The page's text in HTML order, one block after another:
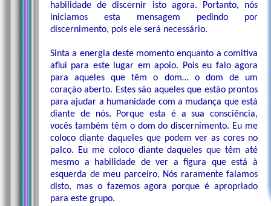
habilidade de discernir isto agora. Portanto, nós
iniciamos esta mensagem pedindo por
discernimento, pois ele será necessário.
Sinta a energia deste momento enquanto a comitiva
aflui para este lugar em apoio. Pois eu falo agora
para aqueles que têm o dom… o dom de um
coração aberto. Estes são aqueles que estão prontos
para ajudar a humanidade com a mudança que está
diante de nós. Porque esta é a sua consciência,
vocês também têm o dom do discernimento. Eu me
coloco diante daqueles que podem ver as cores no
palco. Eu me coloco diante daqueles que têm até
mesmo a habilidade de ver a figura que está à
esquerda de meu parceiro. Nós raramente falamos
disto, mas o fazemos agora porque é apropriado
para este grupo.